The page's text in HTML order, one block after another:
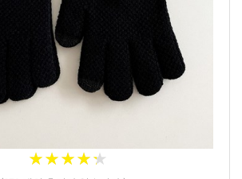
★★★★★
★★★★★